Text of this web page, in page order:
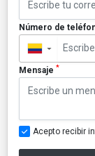
Número de
▼
Mensaje *
Acepto recibir